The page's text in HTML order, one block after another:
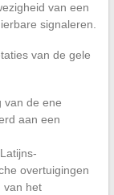
van een
signaleren.
van de gele
van de ene
aan een
overtuigingen
van het